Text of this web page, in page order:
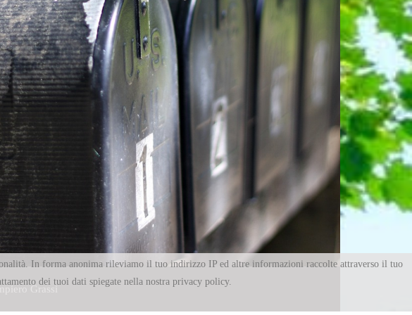
In forma anonima rileviamo il tuo indirizzo IP ed altre informazioni raccolte attraverso il tuo
dei tuoi dati spiegate nella nostra privacy policy.